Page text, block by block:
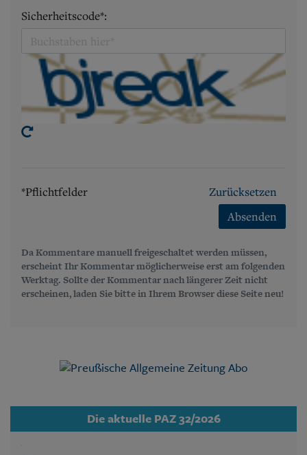
Sicherheitscode*:
*Pflichtfelder
Zurücksetzen
Absenden
Da Kommentare manuell freigeschaltet werden müssen,
erscheint Ihr Kommentar möglicherweise erst am folgenden
Werktag. Sollte der Kommentar nach längerer Zeit nicht
erscheinen, laden Sie bitte in Ihrem Browser diese Seite neu!
Die aktuelle PAZ 32/2026